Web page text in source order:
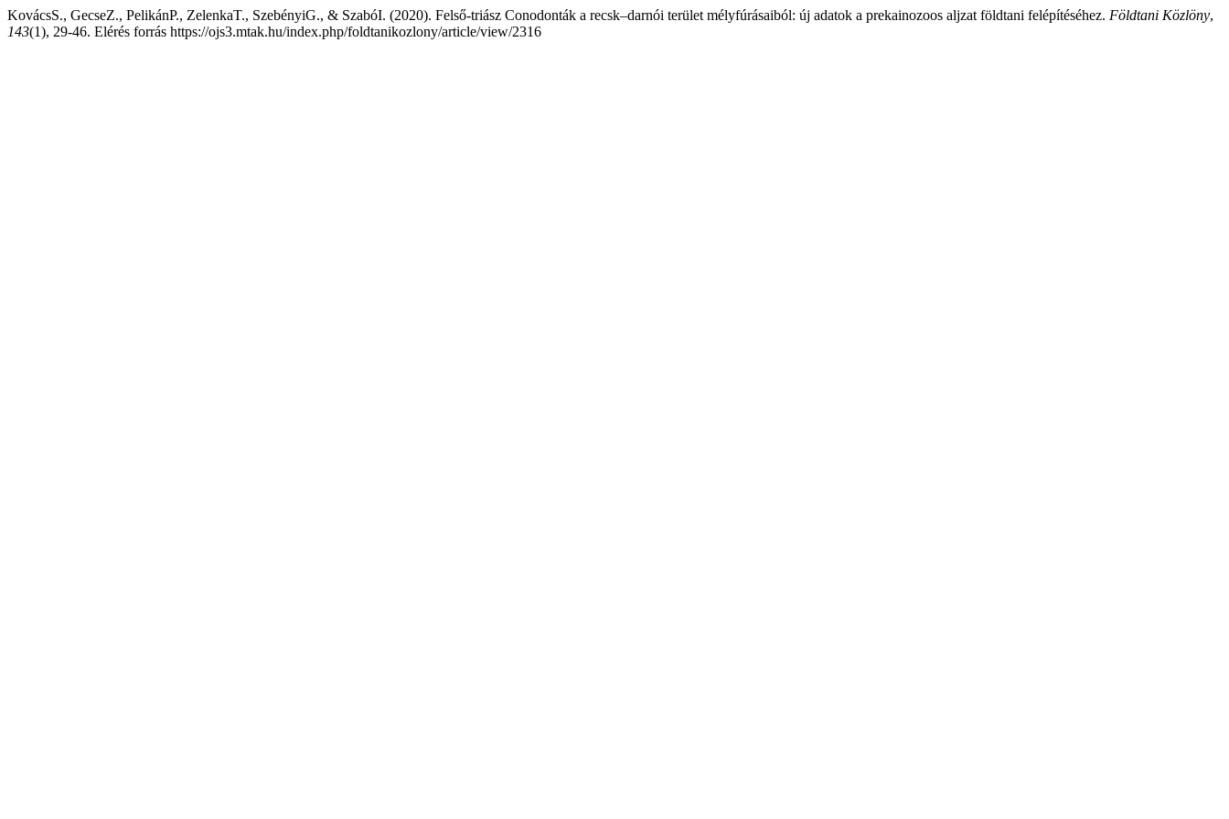
KovácsS., GecseZ., PelikánP., ZelenkaT., SzebényiG., & SzabóI. (2020). Felső-triász Conodonták a recsk–darnói terület mélyfúrásaiból: új adatok a prekainozoos aljzat földtani felépítéséhez. Földtani Közlöny,
143(1), 29-46. Elérés forrás https://ojs3.mtak.hu/index.php/foldtanikozlony/article/view/2316